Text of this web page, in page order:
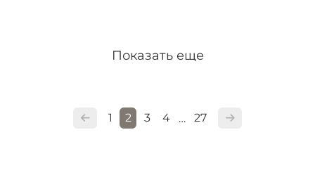
Показать еще
1 2 3 4 … 27